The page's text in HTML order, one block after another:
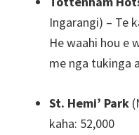
Ingarangi) – Te
He waahi hou e
me nga tukinga
St. Hemi’ Park
kaha: 52,000